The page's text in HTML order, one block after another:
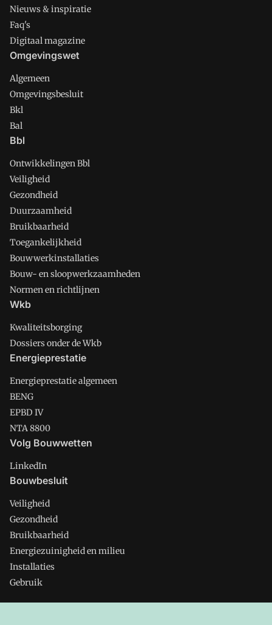
Nieuws & inspiratie
Faq's
Digitaal magazine
Omgevingswet
Algemeen
Omgevingsbesluit
Bkl
Bal
Bbl
Ontwikkelingen Bbl
Veiligheid
Gezondheid
Duurzaamheid
Bruikbaarheid
Toegankelijkheid
Bouwwerkinstallaties
Bouw- en sloopwerkzaamheden
Normen en richtlijnen
Wkb
Kwaliteitsborging
Dossiers onder de Wkb
Energieprestatie
Energieprestatie algemeen
BENG
EPBD IV
NTA 8800
Volg Bouwwetten
LinkedIn
Bouwbesluit
Veiligheid
Gezondheid
Bruikbaarheid
Energiezuinigheid en milieu
Installaties
Gebruik